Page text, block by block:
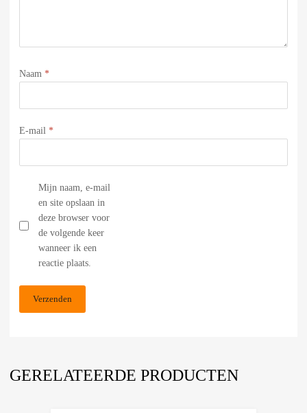
Naam *
E-mail *
Mijn naam, e-mail
en site opslaan in
deze browser voor
de volgende keer
wanneer ik een
reactie plaats.
GERELATEERDE PRODUCTEN